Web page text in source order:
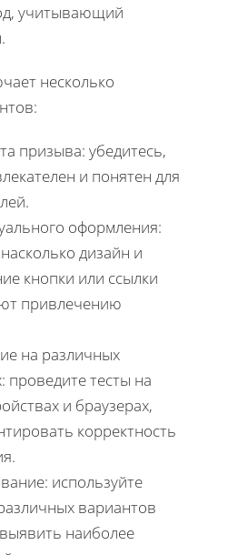
учитывающий
несколько
призыва: убедитесь,
и понятен для
оформления:
дизайн и
кнопки или ссылки
привлечению
на различных
проведите тесты на
и браузерах,
корректность
используйте
вариантов
наиболее